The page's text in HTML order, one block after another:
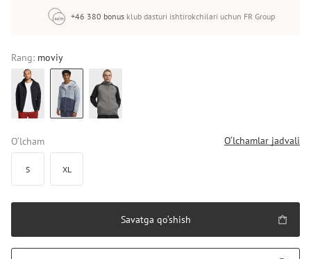
+46 380 bonus klub dasturi ishtirokchilari uchun FR Group
Rang: moviy
O‘lcham O‘lchamlar jadvali
S XL
Savatga qo‘shish